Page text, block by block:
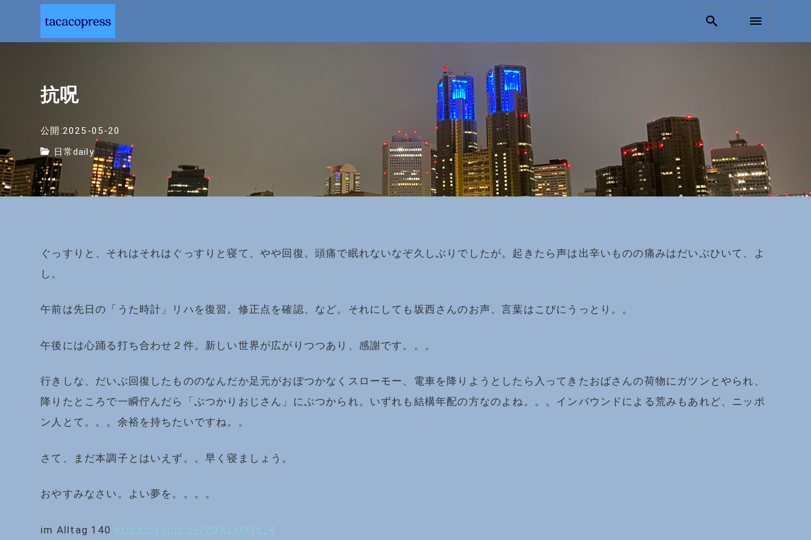
抗呪
公開:2025-05-20
日常daily
ぐっすりと、それはそれはぐっすりと寝て、やや回復。頭痛で眠れないなぞ久しぶりでしたが。起きたら声は出辛いものの痛みはだいぶひいて、よ
し。
午前は先日の「うた時計」リハを復習。修正点を確認、など。それにしても坂西さんのお声、言葉はこびにうっとり。。
午後には心踊る打ち合わせ２件。新しい世界が広がりつつあり、感謝です。。。
行きしな、だいぶ回復したもののなんだか足元がおぼつかなくスローモー、電車を降りようとしたら入ってきたおばさんの荷物にガツンとやられ、
降りたところで一瞬佇んだら「ぶつかりおじさん」にぶつかられ。いずれも結構年配の方なのよね。。。インバウンドによる荒みもあれど、ニッポ
ン人とて。。。余裕を持ちたいですね。。
さて、まだ本調子とはいえず。。早く寝ましょう。
おやすみなさい。よい夢を。。。。
im Alltag 140 https://youtu.be/YQAxeXPjq_4